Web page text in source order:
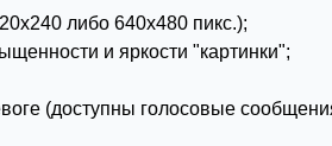
либо 640х480 пикс.);
и яркости "картинки";
(доступны голосовые